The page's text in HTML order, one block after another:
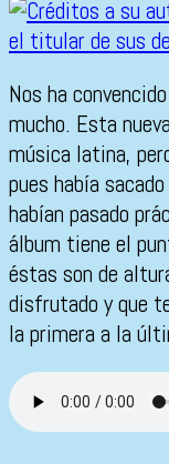
Nos ha
mucho. Esta
música latina,
pues había
habían pasado
álbum tiene el
éstas son de
disfrutado y que
la primera a la